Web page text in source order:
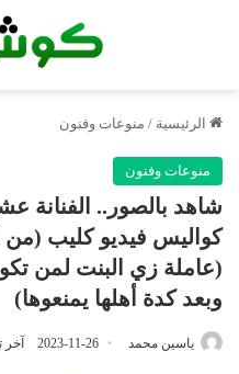
الرئيسية / منوعات وفنون
منوعات وفنون
شاهد بالصور.. الفنانة
كواليس فيديو كليب (من
(عاملة زي البنت لمن
وبعد كدة أهلها يمنعوها)
ياسين محمد 2023-11-26 آخر